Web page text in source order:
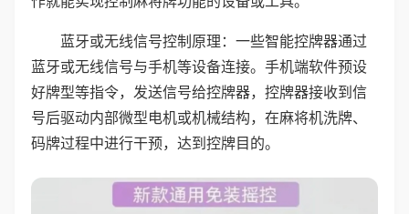
蓝牙或无线信号控制原理：一些智能控牌器通过
蓝牙或无线信号与手机等设备连接。手机端软件预设
好牌型等指令，发送信号给控牌器，控牌器接收到信
号后驱动内部微型电机或机械结构，在麻将机洗牌、
码牌过程中进行干预，达到控牌目的。